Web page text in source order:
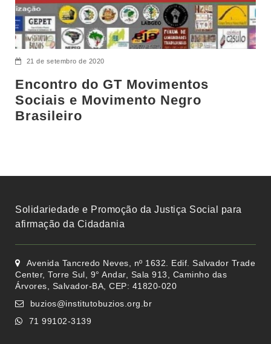
21 de setembro de 2020
Encontro do GT Movimentos
Sociais e Movimento Negro
Brasileiro
Solidariedade e Promoção da Justiça Social para
afirmação da Cidadania
Avenida Tancredo Neves, nº 1632. Edif. Salvador Trade
Center, Torre Sul, 9° Andar, Sala 913, Caminho das
Árvores, Salvador-BA, CEP: 41820-020
buzios@institutobuzios.org.br
71 99102-3139